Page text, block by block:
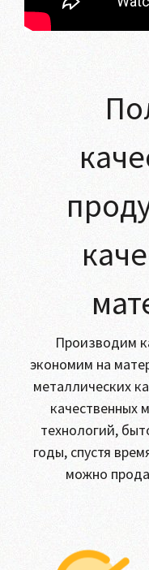
Производим
экономим на
металлических
качественных
технологий,
годы, спустя
можно